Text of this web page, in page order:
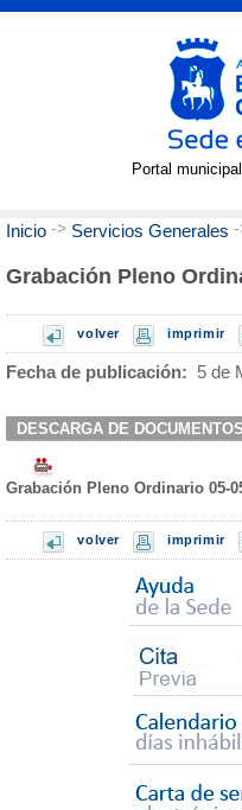
Portal municipal
Inicio -> Servicios Generales -
Grabación Pleno
volver imprimir
Fecha de publicación: 5 de
DESCARGA DE DOCUMENTOS
Grabación Pleno Ordinario 05-
volver imprimir